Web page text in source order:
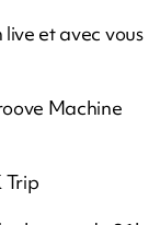
et avec vous
Machine
Trip